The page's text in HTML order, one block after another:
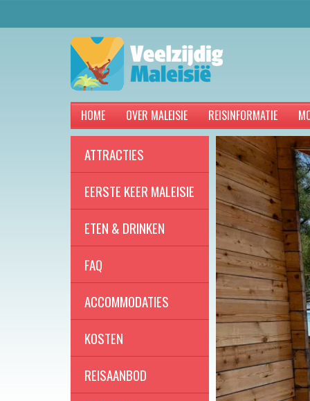
HOME OVER MALEISIE REISINFORMATIE
ATTRACTIES
EERSTE KEER MALEISIE
ETEN & DRINKEN
FAQ
ACCOMMODATIES
KOSTEN
REISAANBOD